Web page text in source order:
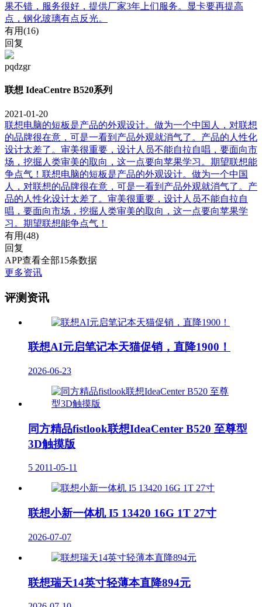
果不错，服务很好，提供厂家3年上们服务。显卡要再提高
点，钢化玻璃有点反光。
有用(16)
回复
pqdzgr
联想 IdeaCentre B520系列
2021-01-20
联想电脑的短板是产品的外观设计。做为一个中国人，对联想
的品牌很在意，可是一看到产品外观就消气了。产品的人性化
设计太差了。审美很重要，设计人员不能自拉自唱，要面向市
场，挖掘人类审美的取向，这一点要向苹果学习。期望联想能
争点气！联想电脑的短板是产品的外观设计。做为一个中国
人，对联想的品牌很在意，可是一看到产品外观就消气了。产
品的人性化设计太差了。审美很重要，设计人员不能自拉自
唱，要面向市场，挖掘人类审美的取向，这一点要向苹果学
习。期望联想能争点气！
有用(48)
回复
APP查看全部15条数据
更多资讯
评测资讯
联想AI元启笔记本天猫促销，直降1900！
2026-06-23
同方精品fistlook联想IdeaCenter B520 至尊型
3D触摸版
5 2011-05-11
联想小新一体机 I5 13420 16G 1T 27寸
2026-07-07
联想瑞天14英寸轻薄本直降894元